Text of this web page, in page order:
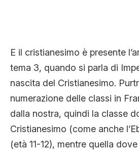
E il cristianesimo è presente
tema 3, quando si parla di
nascita del Cristianesimo.
numerazione delle classi in
dalla nostra, quindi la classe
Cristianesimo (come anche
(età 11-12), mentre quella